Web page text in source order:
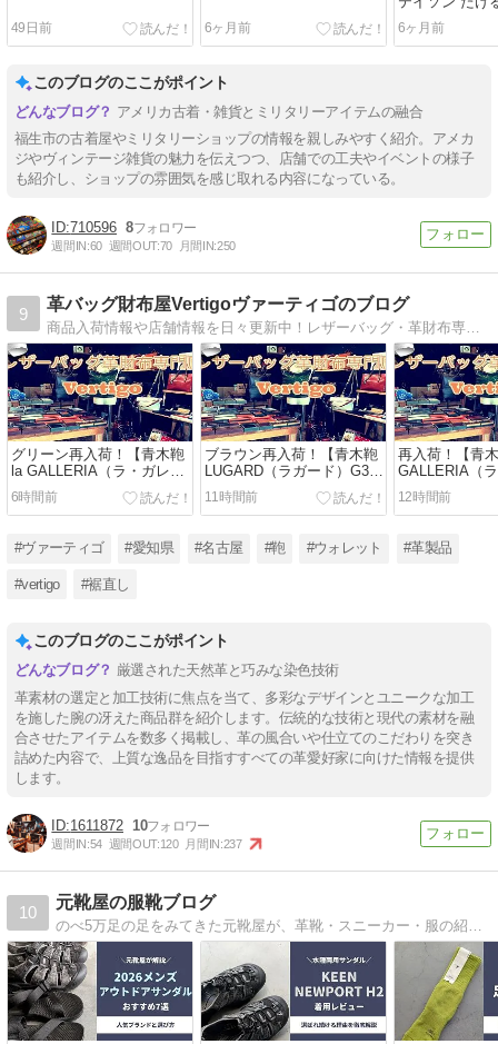
49日前 6ヶ月前
わいたちチャ
6ヶ月前
このブログのここがポイント
アメリカ古着・雑貨とミリタリーアイテムの融合
福生市の古着屋やミリタリーショップの情報を親しみやすく紹介。アメカ
ジやヴィンテージ雑貨の魅力を伝えつつ、店舗での工夫やイベントの様子
も紹介し、ショップの雰囲気を感じ取れる内容になっている。
710596 8
週間IN:60 週間OUT:70 月間IN:250
9
革バッグ財布屋Vertigoヴァーティゴのブログ
商品入荷情報や店舗情報を日々更新中！レザーバッグ・革財布専門店Vertigo（ヴァーティゴ）の商品入荷や店舗情報など
グリーン再入荷！【青木鞄
la GALLERIA（ラ・ガレリ
ア）Arrosto/アロースト】
クローム鞣しアンティーク
調&パラフィン仕上げ牛
革・ツートーンカラーレザ
ー二つ折り財布/札入れ
6時間前
ブラウン再入荷！【青木鞄
LUGARD（ラガード）G3】
牛革シャドー＆アンティー
ク仕上げレザーラウンドフ
ァスナー長財布（5210）
11時間前
再入荷！【青
GALLERIA（
ア）Arrosto/
クローム鞣し
調＆パラフィ
ツートーンカ
型二つ折り財
12時間前
#ヴァーティゴ #愛知県 #名古屋 #鞄 #ウォレット #革製品
#vertigo #裾直し
このブログのここがポイント
厳選された天然革と巧みな染色技術
革素材の選定と加工技術に焦点を当て、多彩なデザインとユニークな加工
を施した腕の冴えた商品群を紹介します。伝統的な技術と現代の素材を融
合させたアイテムを数多く掲載し、革の風合いや仕立てのこだわりを突き
詰めた内容で、上質な逸品を目指すすべての革愛好家に向けた情報を提供
します。
1611872 10
週間IN:54 週間OUT:120 月間IN:237
10
元靴屋の服靴ブログ
のべ5万足の足をみてきた元靴屋が、革靴・スニーカー・服の紹介を中心に書いています。 靴のお役立ち情報、バッグやファッション小物についても書いています。